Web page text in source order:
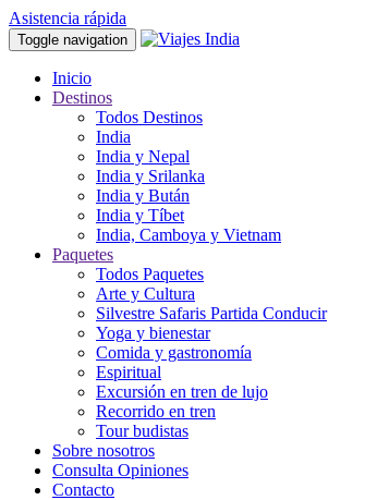
Asistencia rápida
Toggle navigation
Inicio
Destinos
Todos Destinos
India
India y Nepal
India y Srilanka
India y Bután
India y Tíbet
India, Camboya y Vietnam
Paquetes
Todos Paquetes
Arte y Cultura
Silvestre Safaris Partida Conducir
Yoga y bienestar
Comida y gastronomía
Espiritual
Excursión en tren de lujo
Recorrido en tren
Tour budistas
Sobre nosotros
Consulta Opiniones
Contacto